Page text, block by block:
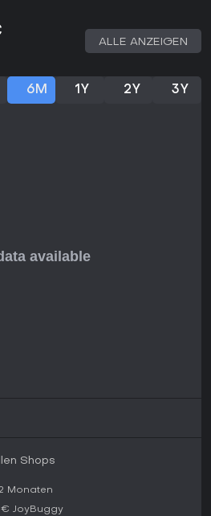
Bauen und Design. Mit sehr
über 90.000 Spielern (94 %
kürzlich überwältigend positiven
zu Solo-Sessions,
ohne Multiplayer-Zwang. Wer
ALLE ANZEIGEN
6M 1Y 2Y 3Y
Shops
Monaten
€ JoyBuggy